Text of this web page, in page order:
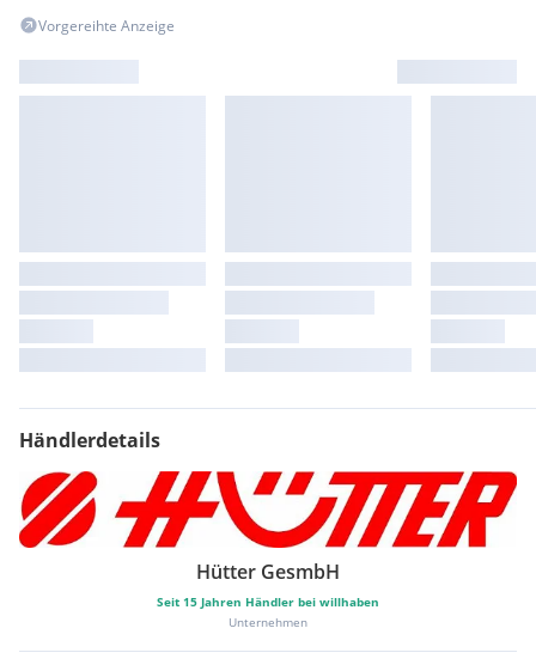
Extras:
Vorgereihte Anzeige
Händlerdetails
Hütter GesmbH
Seit 15 Jahren Händler bei willhaben
Unternehmen